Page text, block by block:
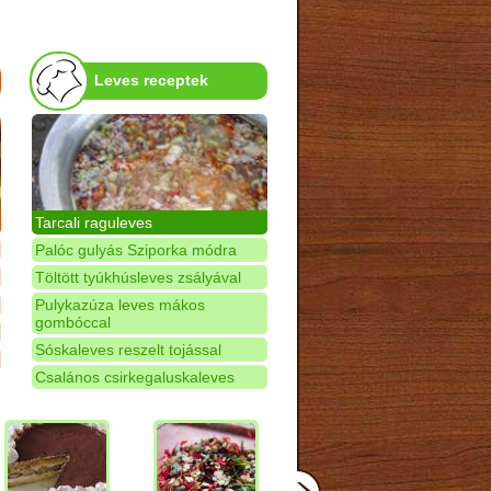
Leves receptek
Tarcali raguleves
Palóc gulyás Sziporka módra
Töltött tyúkhúsleves zsályával
Pulykazúza leves mákos
gombóccal
Sóskaleves reszelt tojással
Csalános csirkegaluskaleves